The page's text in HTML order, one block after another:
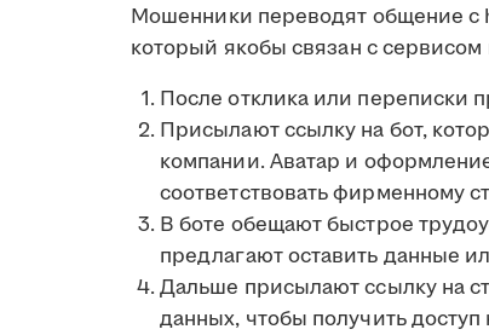
Мошенники переводят общение с
который якобы связан с
После отклика или переписки
Присылают ссылку на бот,
компании. Аватар и
соответствовать фирменному
В боте обещают быстрое
предлагают оставить данные
Дальше присылают ссылку на
данных, чтобы получить